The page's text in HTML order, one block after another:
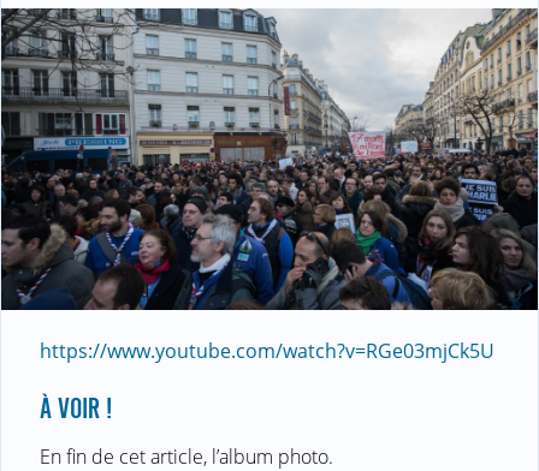
https://www.youtube.com/watch?v=RGe03mjCk5U
À VOIR !
En fin de cet article, l’album photo.